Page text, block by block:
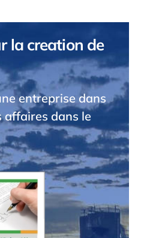
la creation de
entreprise dans
affaires dans le